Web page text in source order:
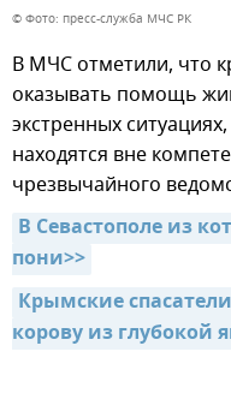
© Фото: пресс-служба МЧС РК
В МЧС отметили, что
оказывать помощь
экстренных
находятся вне
чрезвычайного
В Севастополе из
пони>>
Крымские
корову из глубокой